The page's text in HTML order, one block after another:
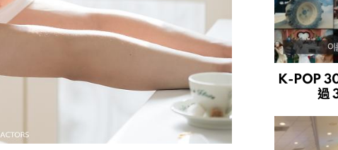
K-POP
過